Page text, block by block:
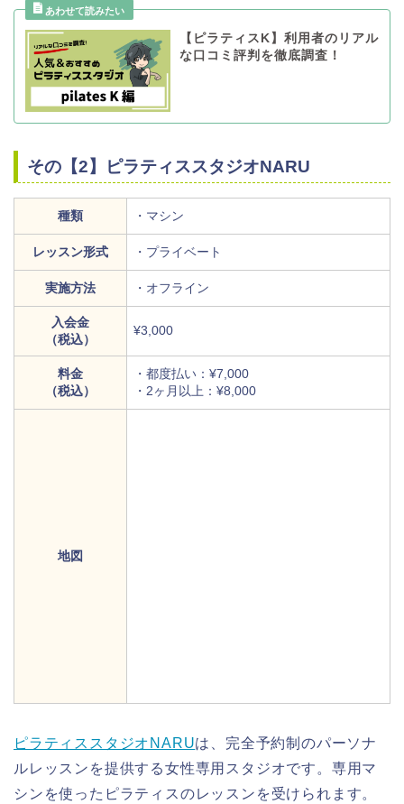
【ピラティスK】利用者のリアル
な口コミ評判を徹底調査！
その【2】ピラティススタジオNARU
種類 ・マシン
レッスン形式 ・プライベート
実施方法 ・オフライン
入会金
（税込）
¥3,000
料金
（税込）
・都度払い：¥7,000
・2ヶ月以上：¥8,000
地図
ピラティススタジオNARUは、完全予約制のパーソナ
ルレッスンを提供する女性専用スタジオです。専用マ
シンを使ったピラティスのレッスンを受けられます。